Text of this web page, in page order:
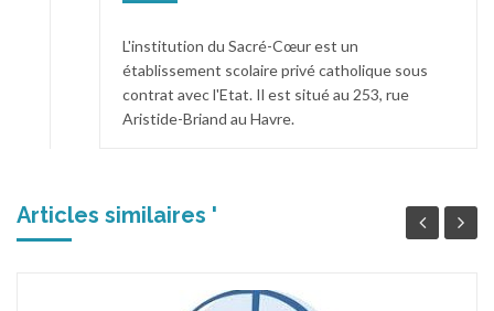
L'institution du Sacré-Cœur est un
établissement scolaire privé catholique sous
contrat avec l'Etat. Il est situé au 253, rue
Aristide-Briand au Havre.
Articles similaires '